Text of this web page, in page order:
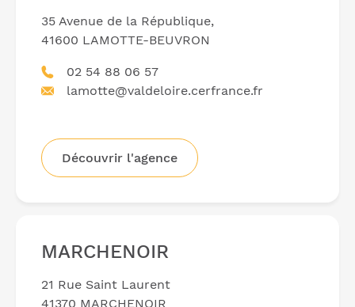
35 Avenue de la République,
41600 LAMOTTE-BEUVRON
02 54 88 06 57
lamotte@valdeloire.cerfrance.fr
Découvrir l'agence
MARCHENOIR
21 Rue Saint Laurent
41370 MARCHENOIR